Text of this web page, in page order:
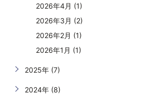
2026年4月 (1)
2026年3月 (2)
2026年2月 (1)
2026年1月 (1)
2025年 (7)
2024年 (8)